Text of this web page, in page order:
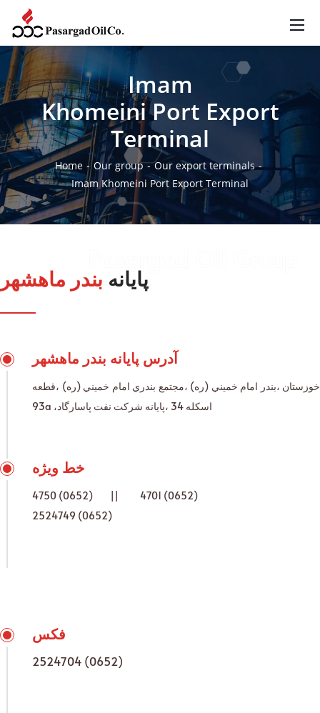
Imam
Khomeini Port Export
Terminal
Home Our group
Our export terminals
Imam Khomeini Port Export Terminal
پایانه بندر ماهشهر
آدرس پایانه بندر ماهشهر
خوزستان ،بندر امام خميني (ره) ،مجتمع بندري امام خميني (ره) ،قطعه
93a ،اسكله 34 ،پايانه شركت نفت پاسارگاد
خط ویژه
4750 (0652) || 4701 (0652)
2524749 (0652)
فکس
2524704 (0652)